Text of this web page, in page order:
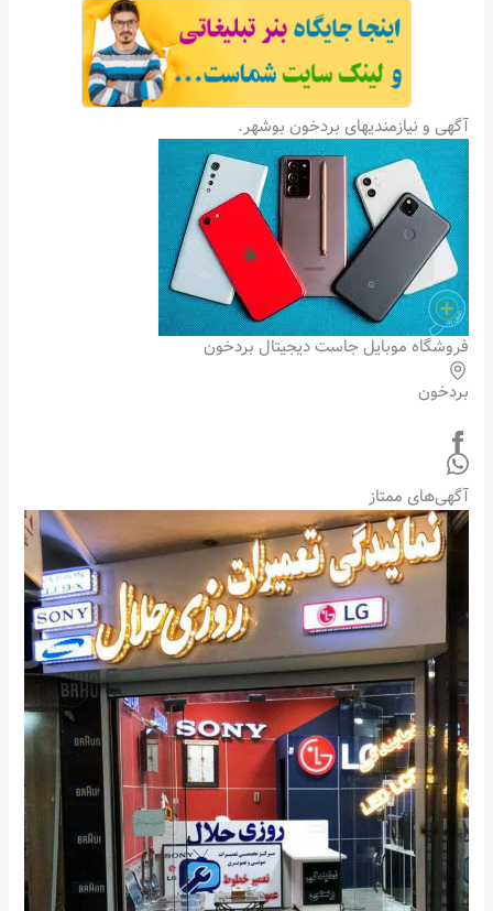
آگهی و نیازمندیهای بردخون بوشهر.
فروشگاه موبایل جاست دیجیتال بردخون
بردخون
آگهی‌های ممتاز